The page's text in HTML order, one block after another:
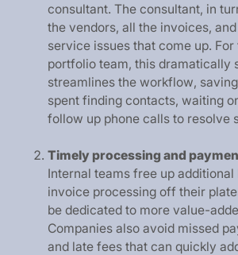
consultant. The consultant, in tur
the vendors, all the invoices, and
service issues that come up. For
portfolio team, this dramatically
streamlines the workflow, saving
spent finding contacts, waiting o
follow up phone calls to resolve
Timely processing and paymen
Internal teams free up additional
invoice processing off their plate
be dedicated to more value-adde
Companies also avoid missed pa
and late fees that can quickly ad